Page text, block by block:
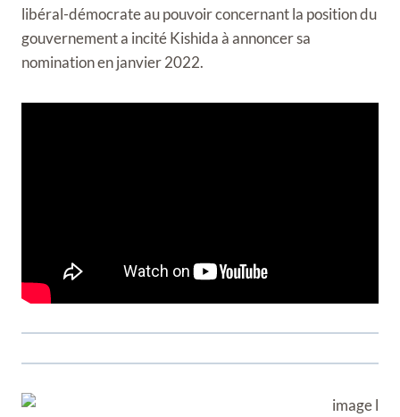
libéral-démocrate au pouvoir concernant la position du
gouvernement a incité Kishida à annoncer sa
nomination en janvier 2022.